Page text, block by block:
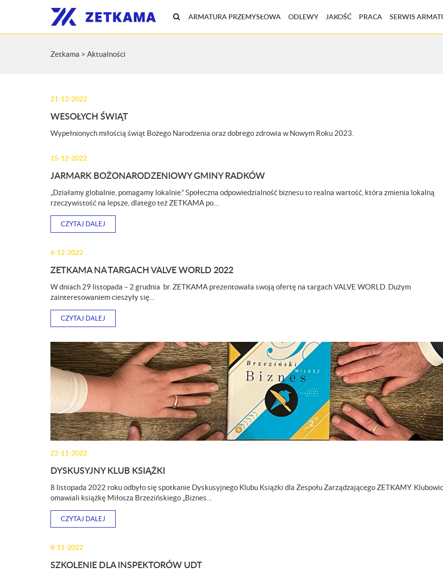
ARMATURA PRZEMYSŁOWA ODLEWY JAKOŚĆ PRACA SERWIS
Zetkama > Aktualności
21-12-2022
WESOŁYCH ŚWIĄT
Wypełnionych miłością świąt Bożego Narodzenia oraz dobrego zdrowia w Nowym Roku 2023.
15-12-2022
JARMARK BOŻONARODZENIOWY GMINY RADKÓW
„Działamy globalnie, pomagamy lokalnie.” Społeczna odpowiedzialność biznesu to realna wartość, która zmienia lokalną
rzeczywistość na lepsze, dlatego też ZETKAMA po…
CZYTAJ DALEJ
6-12-2022
ZETKAMA NA TARGACH VALVE WORLD 2022
W dniach 29 listopada – 2 grudnia br. ZETKAMA prezentowała swoją ofertę na targach VALVE WORLD. Dużym
zainteresowaniem cieszyły się…
CZYTAJ DALEJ
22-11-2022
DYSKUSYJNY KLUB KSIĄŻKI
8 listopada 2022 roku odbyło się spotkanie Dyskusyjnego Klubu Książki dla Zespołu Zarządzającego ZETKAMY.
omawiali książkę Miłosza Brzezińskiego „Biznes…
CZYTAJ DALEJ
8-11-2022
SZKOLENIE DLA INSPEKTORÓW UDT